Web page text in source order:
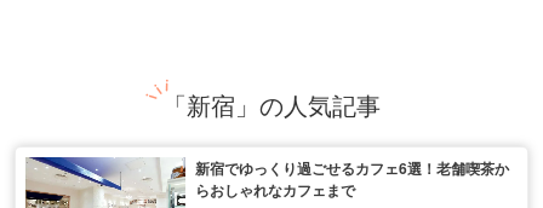
「新宿」の人気記事
新宿でゆっくり過ごせるカフェ6選！老舗喫茶か
らおしゃれなカフェまで